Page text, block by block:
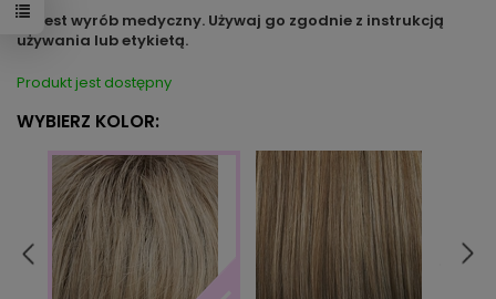
To jest wyrób medyczny. Używaj go zgodnie z instrukcją
używania lub etykietą.
Produkt jest dostępny
WYBIERZ KOLOR: